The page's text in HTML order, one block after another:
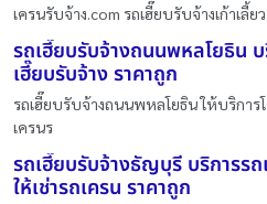
เครนรับจ้าง.com รถเฮี๊ยบรับจ้างเก้าเลี้
รถเฮี๊ยบรับจ้างถนนพหลโยธิน
เฮี๊ยบรับจ้าง ราคาถูก
รถเฮี๊ยบรับจ้างถนนพหลโยธิน ให้บริการ
เครนร
รถเฮี๊ยบรับจ้างธัญบุรี บริการรถ
ให้เช่ารถเครน ราคาถูก